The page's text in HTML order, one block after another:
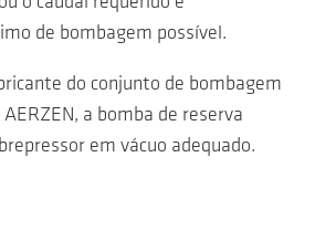
de bombagem possível.
do conjunto de bombagem
a bomba de reserva
em vácuo adequado.